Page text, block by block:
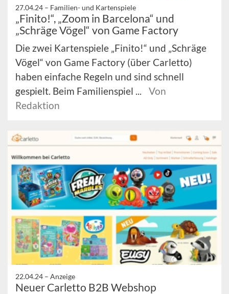
27.04.24 – Familien- und Kartenspiele
„Finito!“, „Zoom in Barcelona“ und
„Schräge Vögel“ von Game Factory
Die zwei Kartenspiele „Finito!“ und „Schräge
Vögel“ von Game Factory (über Carletto)
haben einfache Regeln und sind schnell
gespielt. Beim Familienspiel ...
Von
Redaktion
22.04.24 – Anzeige
Neuer Carletto B2B Webshop